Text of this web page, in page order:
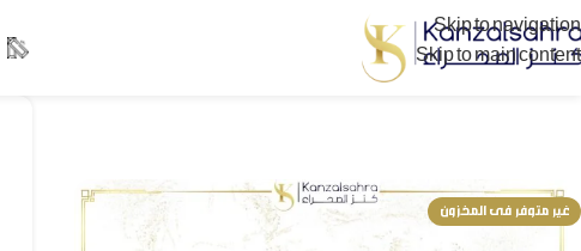
Skip to navigation
Skip to main content
غير متوفر فى المخزون